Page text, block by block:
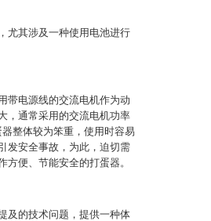
尤其涉及一种使用电池进行
带电源线的交流电机作为动
，通常采用的交流电机功率
整体较为笨重，使用时容易
发安全事故，为此，迫切需
方便、节能安全的打蛋器。
及的技术问题，提供一种体